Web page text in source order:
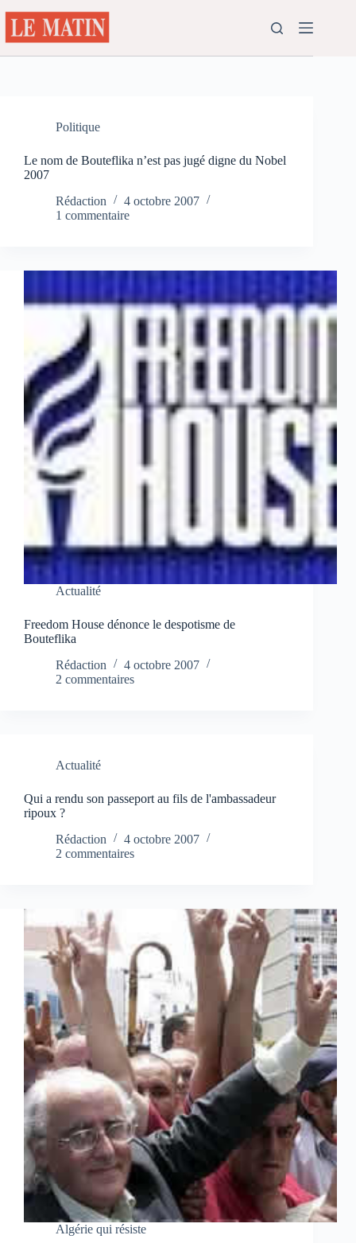
au
contenu
Politique
Le nom de Bouteflika n’est pas jugé digne du Nobel
2007
Rédaction
4 octobre 2007
1 commentaire
Actualité
Freedom House dénonce le despotisme de
Bouteflika
Rédaction
4 octobre 2007
2 commentaires
Actualité
Qui a rendu son passeport au fils de l'ambassadeur
ripoux ?
Rédaction
4 octobre 2007
2 commentaires
Algérie qui résiste